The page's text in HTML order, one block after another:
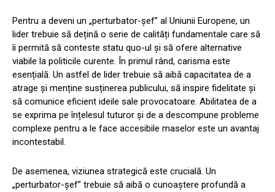
Pentru a deveni un „perturbator-șef” al Uniunii Europene, un
lider trebuie să dețină o serie de calități fundamentale care să
îi permită să conteste statu quo-ul și să ofere alternative
viabile la politicile curente. În primul rând, carisma este
esențială. Un astfel de lider trebuie să aibă capacitatea de a
atrage și menține susținerea publicului, să inspire fidelitate și
să comunice eficient ideile sale provocatoare. Abilitatea de a
se exprima pe înțelesul tuturor și de a descompune probleme
complexe pentru a le face accesibile maselor este un avantaj
incontestabil.
De asemenea, viziunea strategică este crucială. Un
„perturbator-șef” trebuie să aibă o cunoaștere profundă a